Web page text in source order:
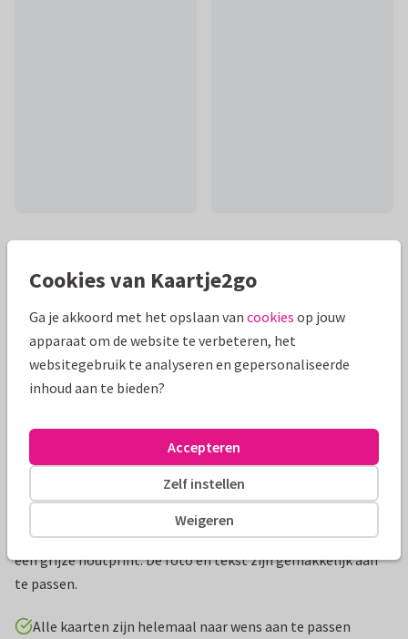
Productinformatie
Stoere uitnodiging voor een feestje met een legerprint en
een grijze houtprint. De foto en tekst zijn gemakkelijk aan
te passen.
Alle kaarten zijn helemaal naar wens aan te passen
Cookies van Kaartje2go
Ga je akkoord met het opslaan van cookies op jouw
apparaat om de website te verbeteren, het
websitegebruik te analyseren en gepersonaliseerde
inhoud aan te bieden?
Weigeren
Zelf instellen
Accepteren